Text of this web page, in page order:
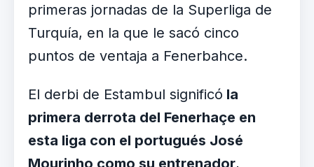
primeras jornadas de la Superliga de
Turquía, en la que le sacó cinco
puntos de ventaja a Fenerbahce.
El derbi de Estambul significó la
primera derrota del Fenerhaçe en
esta liga con el portugués José
Mourinho como su entrenador,